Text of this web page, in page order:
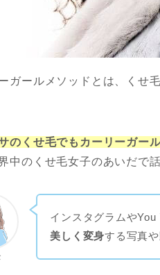
ガールメソッドとは、くせ
のくせ毛でもカーリーガー
中のくせ毛女子のあいだで
インスタグラムやYou
美しく変身する写真